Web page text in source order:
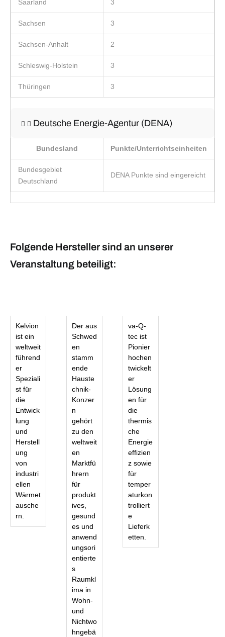
Saarland 3
Sachsen 3
Sachsen-Anhalt 2
Schleswig-Holstein 3
Thüringen 3
Deutsche Energie-Agentur (DENA)
Bundesland Punkte/Unterrichtseinheiten
Bundesgebiet
Deutschland
DENA Punkte sind eingereicht
Folgende Hersteller sind an unserer
Veranstaltung beteiligt:
Kelvion
ist ein
weltweit
führend
er
Speziali
st für
die
Entwick
lung
und
Herstell
ung
von
industri
ellen
Wärmet
ausche
rn.
Der aus
Schwed
en
stamm
ende
Hauste
chnik-
Konzer
n
gehört
zu den
weltweit
en
Marktfü
hrern
für
produkt
ives,
gesund
es und
anwend
ungsori
entierte
s
Raumkl
ima in
Wohn-
und
Nichtwo
hngebä
va-Q-
tec ist
Pionier
hochen
twickelt
er
Lösung
en für
die
thermis
che
Energie
effizien
z sowie
für
temper
aturkon
trolliert
e
Lieferk
etten.